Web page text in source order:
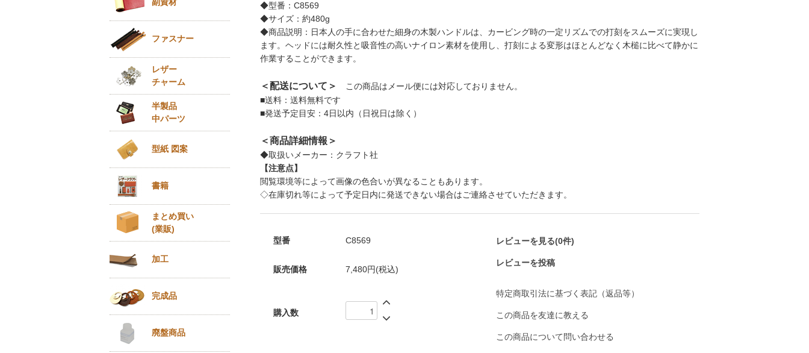
◆型番：C8569
◆サイズ：約480g
◆商品説明：日本人の手に合わせた細身の木製ハンドルは、カービング時の一定リズムでの打刻をスムーズに実現し
ます。ヘッドには耐久性と吸音性の高いナイロン素材を使用し、打刻による変形はほとんどなく木槌に比べて静かに
作業することができます。
＜配送について＞
この商品はメール便には対応しておりません。
■送料：送料無料です
■発送予定目安：4日以内（日祝日は除く）
＜商品詳細情報＞
◆取扱いメーカー：クラフト社
【注意点】
閲覧環境等によって画像の色合いが異なることもあります。
◇在庫切れ等によって予定日内に発送できない場合はご連絡させていただきます。
型番 C8569
販売価格 7,480円(税込)
購入数
レビューを見る(0件)
レビューを投稿
特定商取引法に基づく表記（返品等）
この商品を友達に教える
この商品について問い合わせる
ファスナー
レザー
チャーム
半製品
中パーツ
型紙 図案
書籍
まとめ買い
(業販)
加工
完成品
廃盤商品